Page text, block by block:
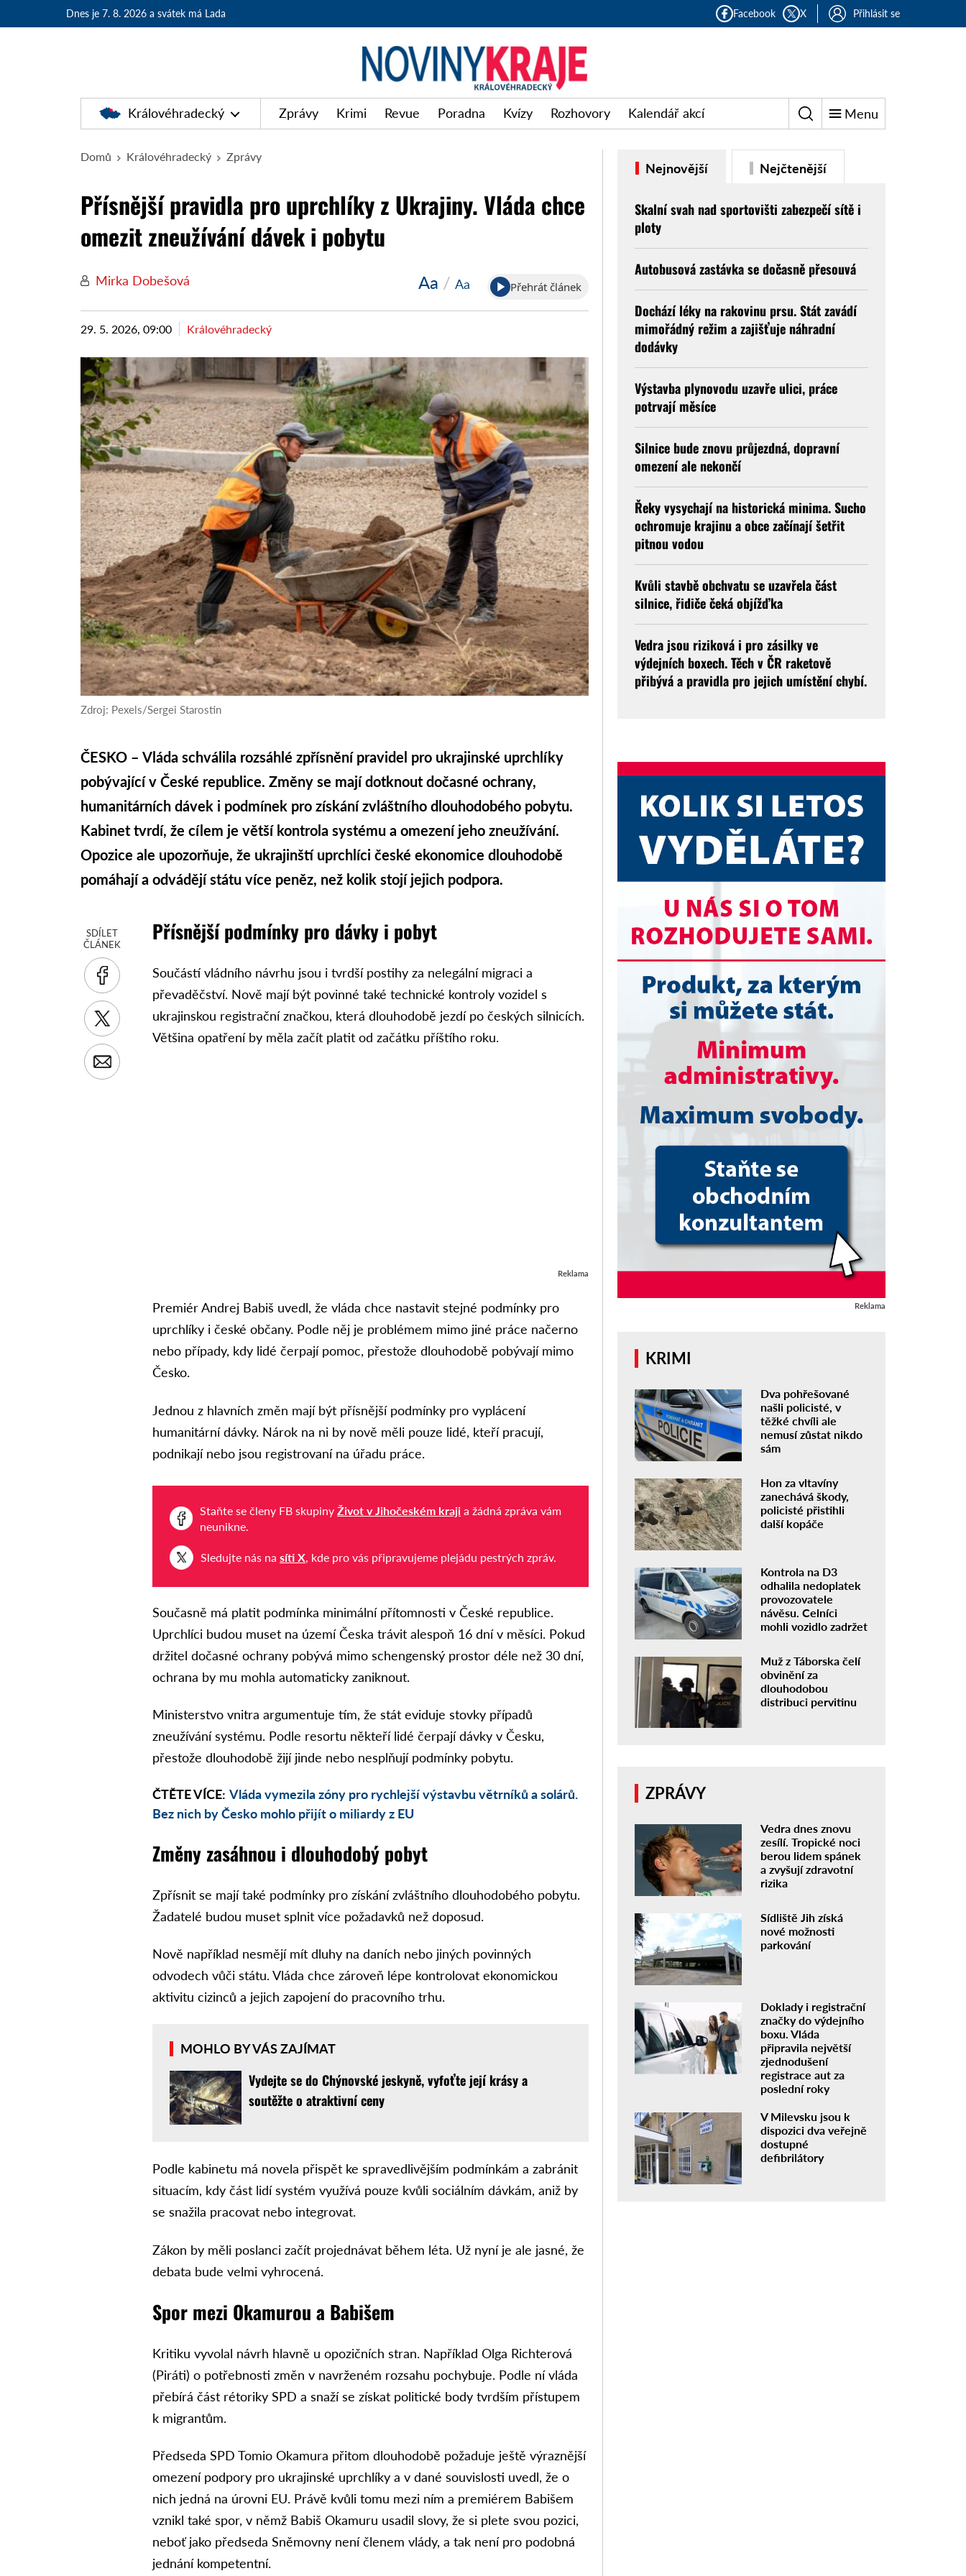
Dnes je 7. 8. 2026 a svátek má Lada Facebook X Přihlásit se
Královéhradecký Zprávy Krimi Revue Poradna Kvízy Rozhovory Kalendář akcí Menu
Domů Královéhradecký Zprávy
Přísnější pravidla pro uprchlíky z Ukrajiny. Vláda chce
omezit zneužívání dávek i pobytu
Mirka Dobešová Aa / Aa Přehrát článek
29. 5. 2026, 09:00 Královéhradecký
Zdroj: Pexels/Sergei Starostin
ČESKO – Vláda schválila rozsáhlé zpřísnění pravidel pro ukrajinské uprchlíky
pobývající v České republice. Změny se mají dotknout dočasné ochrany,
humanitárních dávek i podmínek pro získání zvláštního dlouhodobého pobytu.
Kabinet tvrdí, že cílem je větší kontrola systému a omezení jeho zneužívání.
Opozice ale upozorňuje, že ukrajinští uprchlíci české ekonomice dlouhodobě
pomáhají a odvádějí státu více peněz, než kolik stojí jejich podpora.
SDÍLET
ČLÁNEK
Přísnější podmínky pro dávky i pobyt
Součástí vládního návrhu jsou i tvrdší postihy za nelegální migraci a
převaděčství. Nově mají být povinné také technické kontroly vozidel s
ukrajinskou registrační značkou, která dlouhodobě jezdí po českých silnicích.
Většina opatření by měla začít platit od začátku příštího roku.
Reklama
Premiér Andrej Babiš uvedl, že vláda chce nastavit stejné podmínky pro
uprchlíky i české občany. Podle něj je problémem mimo jiné práce načerno
nebo případy, kdy lidé čerpají pomoc, přestože dlouhodobě pobývají mimo
Česko.
Jednou z hlavních změn mají být přísnější podmínky pro vyplácení
humanitární dávky. Nárok na ni by nově měli pouze lidé, kteří pracují,
podnikají nebo jsou registrovaní na úřadu práce.
Staňte se členy FB skupinyŽivot v Jihočeském kraji a žádná zpráva vám
neunikne.
Sledujte nás nasíti X , kde pro vás připravujeme plejádu pestrých zpráv.
Současně má platit podmínka minimální přítomnosti v České republice.
Uprchlíci budou muset na území Česka trávit alespoň 16 dní v měsíci. Pokud
držitel dočasné ochrany pobývá mimo schengenský prostor déle než 30 dní,
ochrana by mu mohla automaticky zaniknout.
Ministerstvo vnitra argumentuje tím, že stát eviduje stovky případů
zneužívání systému. Podle resortu někteří lidé čerpají dávky v Česku,
přestože dlouhodobě žijí jinde nebo nesplňují podmínky pobytu.
ČTĚTE VÍCE: Vláda vymezila zóny pro rychlejší výstavbu větrníků a solárů.
Bez nich by Česko mohlo přijít o miliardy z EU
Změny zasáhnou i dlouhodobý pobyt
Zpřísnit se mají také podmínky pro získání zvláštního dlouhodobého pobytu.
Žadatelé budou muset splnit více požadavků než doposud.
Nově například nesmějí mít dluhy na daních nebo jiných povinných
odvodech vůči státu. Vláda chce zároveň lépe kontrolovat ekonomickou
aktivitu cizinců a jejich zapojení do pracovního trhu.
MOHLO BY VÁS ZAJÍMAT
Vydejte se do Chýnovské jeskyně, vyfoťte její krásy a
soutěžte o atraktivní ceny
Podle kabinetu má novela přispět ke spravedlivějším podmínkám a zabránit
situacím, kdy část lidí systém využívá pouze kvůli sociálním dávkám, aniž by
se snažila pracovat nebo integrovat.
Zákon by měli poslanci začít projednávat během léta. Už nyní je ale jasné, že
debata bude velmi vyhrocená.
Spor mezi Okamurou a Babišem
Kritiku vyvolal návrh hlavně u opozičních stran. Například Olga Richterová
(Piráti) o potřebnosti změn v navrženém rozsahu pochybuje. Podle ní vláda
přebírá část rétoriky SPD a snaží se získat politické body tvrdším přístupem
k migrantům.
Předseda SPD Tomio Okamura přitom dlouhodobě požaduje ještě výraznější
omezení podpory pro ukrajinské uprchlíky a v dané souvislosti uvedl, že o
nich jedná na úrovni EU. Právě kvůli tomu mezi ním a premiérem Babišem
vznikl také spor, v němž Babiš Okamuru usadil slovy, že si plete svou pozici,
neboť jako předseda Sněmovny není členem vlády, a tak není pro podobná
jednání kompetentní.
Nejnovější Nejčtenější
Skalní svah nad sportovišti zabezpečí sítě i
ploty
Autobusová zastávka se dočasně přesouvá
Dochází léky na rakovinu prsu. Stát zavádí
mimořádný režim a zajišťuje náhradní
dodávky
Výstavba plynovodu uzavře ulici, práce
potrvají měsíce
Silnice bude znovu průjezdná, dopravní
omezení ale nekončí
Řeky vysychají na historická minima. Sucho
ochromuje krajinu a obce začínají šetřit
pitnou vodou
Kvůli stavbě obchvatu se uzavřela část
silnice, řidiče čeká objížďka
Vedra jsou riziková i pro zásilky ve
výdejních boxech. Těch v ČR raketově
přibývá a pravidla pro jejich umístění chybí.
Reklama
KRIMI
Dva pohřešované
našli policisté, v
těžké chvíli ale
nemusí zůstat nikdo
sám
Hon za vltavíny
zanechává škody,
policisté přistihli
další kopáče
Kontrola na D3
odhalila nedoplatek
provozovatele
návěsu. Celníci
mohli vozidlo zadržet
Muž z Táborska čelí
obvinění za
dlouhodobou
distribuci pervitinu
ZPRÁVY
Vedra dnes znovu
zesílí. Tropické noci
berou lidem spánek
a zvyšují zdravotní
rizika
Sídliště Jih získá
nové možnosti
parkování
Doklady i registrační
značky do výdejního
boxu. Vláda
připravila největší
zjednodušení
registrace aut za
poslední roky
V Milevsku jsou k
dispozici dva veřejně
dostupné
defibrilátory